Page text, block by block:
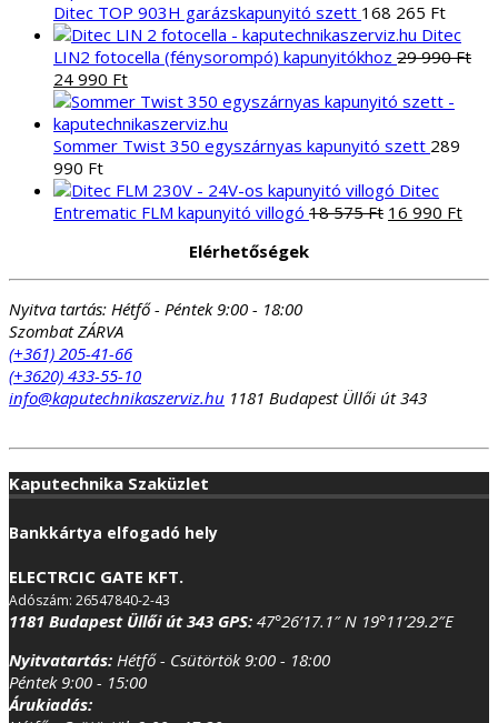
Ditec TOP 903H garázskapunyitó szett 168 265 Ft
Ditec
LIN2 fotocella (fénysorompó) kapunyitókhoz 29 990Ft
Original
price
was:
29
990 Ft.
24 990 FtCurrent
price
is:
24
Sommer Twist 350 egyszárnyas kapunyitó szett 289
990 Ft
Ditec
Entrematic FLM kapunyitó villogó 18 575Ft Original
18
16 990 Ft
16
Elérhetőségek
Nyitva tartás: Hétfő - Péntek 9:00 - 18:00
Szombat ZÁRVA
(+361) 205-41-66
(+3620) 433-55-10
info@kaputechnikaszerviz.hu 1181 Budapest Üllői út 343
Kaputechnika Szaküzlet
Bankkártya elfogadó hely
ELECTRCIC GATE KFT.
Adószám: 26547840-2-43
1181 Budapest Üllői út 343 GPS: 47°26’17.1″ N 19°11’29.2″E
Nyitvatartás: Hétfő - Csütörtök 9:00 - 18:00
Péntek 9:00 - 15:00
Árukiadás: